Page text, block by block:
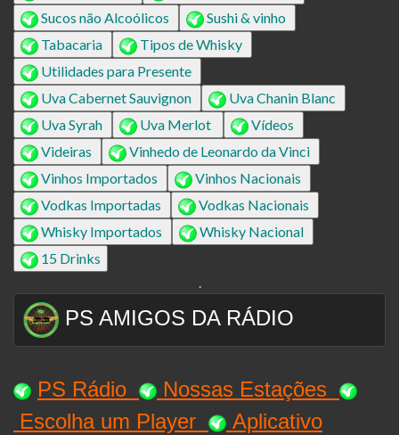
Sucos não Alcoólicos
Sushi & vinho
Tabacaria
Tipos de Whisky
Utilidades para Presente
Uva Cabernet Sauvignon
Uva Chanin Blanc
Uva Syrah
Uva Merlot
Vídeos
Videiras
Vinhedo de Leonardo da Vinci
Vinhos Importados
Vinhos Nacionais
Vodkas Importadas
Vodkas Nacionais
Whisky Importados
Whisky Nacional
15 Drinks
.
PS AMIGOS DA RÁDIO
PS Rádio Nossas Estações
Escolha um Player
Aplicativo